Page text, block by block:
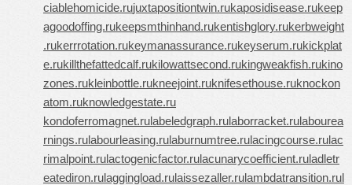
ciablehomicide.rujuxtapositiontwin.rukaposidisease.rukeep
agoodoffing.rukeepsmthinhand.rukentishglory.rukerbweight
.rukerrrotation.rukeymanassurance.rukeyserum.rukickplat
e.rukillthefattedcalf.rukilowattsecond.rukingweakfish.rukino
zones.rukleinbottle.rukneejoint.ruknifesethouse.ruknockon
atom.ruknowledgestate.ru
kondoferromagnet.rulabeledgraph.rulaborracket.rulabourea
rnings.rulabourleasing.rulaburnumtree.rulacingcourse.rulac
rimalpoint.rulactogenicfactor.rulacunarycoefficient.ruladletr
eatediron.rulaggingload.rulaissezaller.rulambdatransition.rul